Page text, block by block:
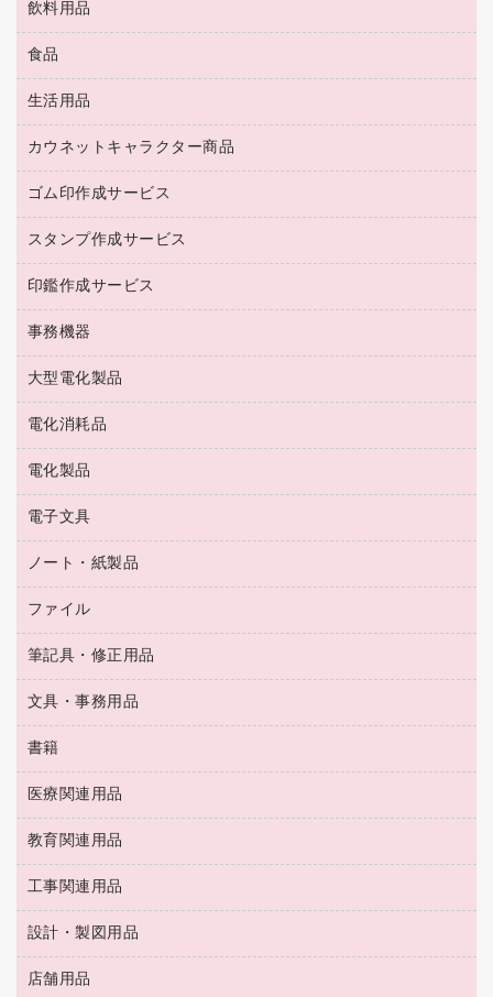
ＨＤＤ／ＳＳＤ
ディスプレイモニター
アウター
養生用品
防災用備蓄食品・飲料
台車・脚立
倉庫収納用品
作業用雑貨
梱包用品
梱包用テープ
工場用品
園芸用品
ペット用品
飲料用品
緑茶飲料
茶葉・インスタント
紅茶・バラエティ飲料
レギュラーコーヒー
ミルク・シュガー
ソフトドリンク
コーヒーメーカー・備品
インスタントコーヒー
お茶備品
食品
食品
生活用品
浴室用品
台所用洗剤
掃除用品
掃除用洗剤
洗濯用品
消臭・芳香剤
殺虫剤
飲食用消耗品
飲食雑貨用品
ハンドソープ・石鹸
トイレ用品
トイレ用洗剤
ティッシュペーパー
ダストボックス
タオル・アメニティ用品
スリッパ・サンダル・シューズ
スポーツ・レジャー用品
ゴミ袋
キッチン用品
食品添加物製品
カウネットキャラクター商品
カウネットキャラクター商品
ゴム印作成サービス
ゴム印作成サービス
ゴム印（一行印）作成サービス
ゴム印（フリーサイズ印）作成サービス
スタンプ作成サービス
シヤチハタスタンプ作成サービス
カウネットスタンプ作成サービス
印鑑作成サービス
印鑑作成サービス
事務機器
大型シュレッダー（共配）
レーザーポインター
ラミネートフィルム
ラミネータ
タイムレコーダー
シュレッダ
ＯＨＰ用品
大型電化製品
冷蔵庫・キッチン・調理家電
テレビ・ＡＶ機器
電化消耗品
電球・蛍光灯
乾電池・充電池
フィルム・カメラ用品
デスクライト
アルバム
電化製品
掃除機・クリーナー
空調・季節家電
その他電化製品
キッチン・調理家電
ＯＡタップ／延長コード
電子文具
電卓
ラベルテープ
その他電子文具
ノート・紙製品
封筒
伝票
典礼用品
帳簿
額縁
各種用紙
ルーズリーフ
バインダーノート
ファイル
名刺整理用品
板目表紙・綴込表紙
背幅が伸びるファイル
統一伝票用ファイル
収納保存用品
レターファイル
リングファイル
プレゼン用ファイル
フラットファイル
筆記具・修正用品
万年筆
消しゴム
修正液・修正ペン
修正テープ
鉛筆
マーキングペン（油性）
マーキングペン（水性）
文具・事務用品
輪ゴム
両面テープ
名札
保管・整理用品
壁面／足元収納
備品／小物ケース
透明テープ 事務用
書籍
パソコンソフト
医療関連用品
保健用品
使い捨て手袋
感染症対策用品
介護用品
医療関連用品
教育関連用品
教育関連用品
工事関連用品
工事関連用品
設計・製図用品
設計・製図用品
店舗用品